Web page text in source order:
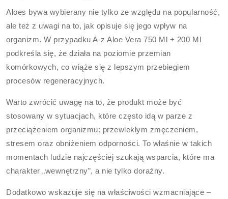
Aloes bywa wybierany nie tylko ze względu na popularność,
ale też z uwagi na to, jak opisuje się jego wpływ na
organizm. W przypadku A-z Aloe Vera 750 Ml + 200 Ml
podkreśla się, że działa na poziomie przemian
komórkowych, co wiąże się z lepszym przebiegiem
procesów regeneracyjnych.
Warto zwrócić uwagę na to, że produkt może być
stosowany w sytuacjach, które często idą w parze z
przeciążeniem organizmu: przewlekłym zmęczeniem,
stresem oraz obniżeniem odporności. To właśnie w takich
momentach ludzie najczęściej szukają wsparcia, które ma
charakter „wewnętrzny”, a nie tylko doraźny.
Dodatkowo wskazuje się na właściwości wzmacniające –